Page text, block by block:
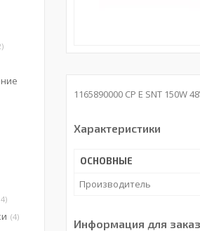
1165890000 CP E SNT 150W
Характеристики
ОСНОВНЫЕ
Производитель
Информация для
4